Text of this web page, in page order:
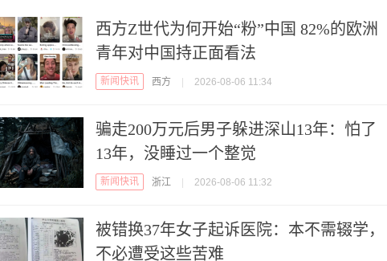
西方Z世代为何开始“粉”中国 82%的欧洲
青年对中国持正面看法
新闻快讯 西方 2026-08-06 11:34
骗走200万元后男子躲进深山13年：怕了
13年，没睡过一个整觉
新闻快讯 浙江 2026-08-06 11:32
被错换37年女子起诉医院：本不需辍学，
不必遭受这些苦难